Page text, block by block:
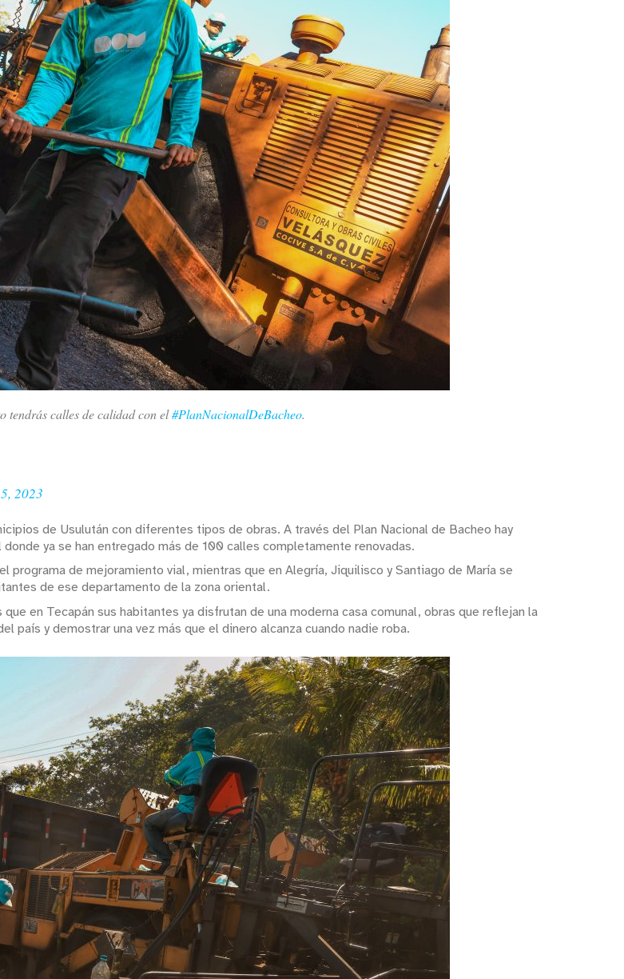
tendrás calles de calidad con el#PlanNacionalDeBacheo.
2023
de Usulután con diferentes tipos de obras. A través del Plan Nacional de Bacheo hay
ya se han entregado más de 100 calles completamente renovadas.
programa de mejoramiento vial, mientras que en Alegría, Jiquilisco y Santiago de María se
de ese departamento de la zona oriental.
en Tecapán sus habitantes ya disfrutan de una moderna casa comunal, obras que reflejan la
y demostrar una vez más que el dinero alcanza cuando nadie roba.